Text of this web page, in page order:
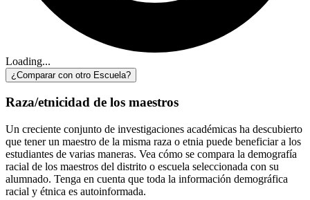
Loading...
¿Comparar con otro Escuela?
Raza/etnicidad de los maestros
Un creciente conjunto de investigaciones académicas ha descubierto
que tener un maestro de la misma raza o etnia puede beneficiar a los
estudiantes de varias maneras. Vea cómo se compara la demografía
racial de los maestros del distrito o escuela seleccionada con su
alumnado. Tenga en cuenta que toda la información demográfica
racial y étnica es autoinformada.